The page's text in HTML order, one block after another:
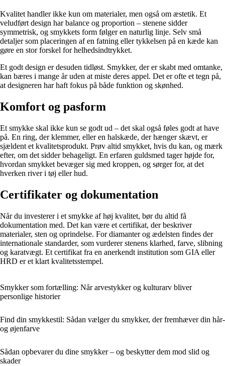
Kvalitet handler ikke kun om materialer, men også om æstetik. Et
veludført design har balance og proportion – stenene sidder
symmetrisk, og smykkets form følger en naturlig linje. Selv små
detaljer som placeringen af en fatning eller tykkelsen på en kæde kan
gøre en stor forskel for helhedsindtrykket.
Et godt design er desuden tidløst. Smykker, der er skabt med omtanke,
kan bæres i mange år uden at miste deres appel. Det er ofte et tegn på,
at designeren har haft fokus på både funktion og skønhed.
Komfort og pasform
Et smykke skal ikke kun se godt ud – det skal også føles godt at have
på. En ring, der klemmer, eller en halskæde, der hænger skævt, er
sjældent et kvalitetsprodukt. Prøv altid smykket, hvis du kan, og mærk
efter, om det sidder behageligt. En erfaren guldsmed tager højde for,
hvordan smykket bevæger sig med kroppen, og sørger for, at det
hverken river i tøj eller hud.
Certifikater og dokumentation
Når du investerer i et smykke af høj kvalitet, bør du altid få
dokumentation med. Det kan være et certifikat, der beskriver
materialer, sten og oprindelse. For diamanter og ædelsten findes der
internationale standarder, som vurderer stenens klarhed, farve, slibning
og karatvægt. Et certifikat fra en anerkendt institution som GIA eller
HRD er et klart kvalitetsstempel.
Smykker som fortælling: Når arvestykker og kulturarv bliver
personlige historier
Find din smykkestil: Sådan vælger du smykker, der fremhæver din hår-
og øjenfarve
Sådan opbevarer du dine smykker – og beskytter dem mod slid og
skader